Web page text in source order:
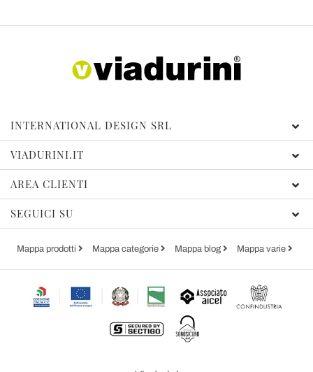
INTERNATIONAL DESIGN SRL
VIADURINI.IT
AREA CLIENTI
SEGUICI SU
Mappa prodotti Mappa categorie Mappa blog Mappa varie